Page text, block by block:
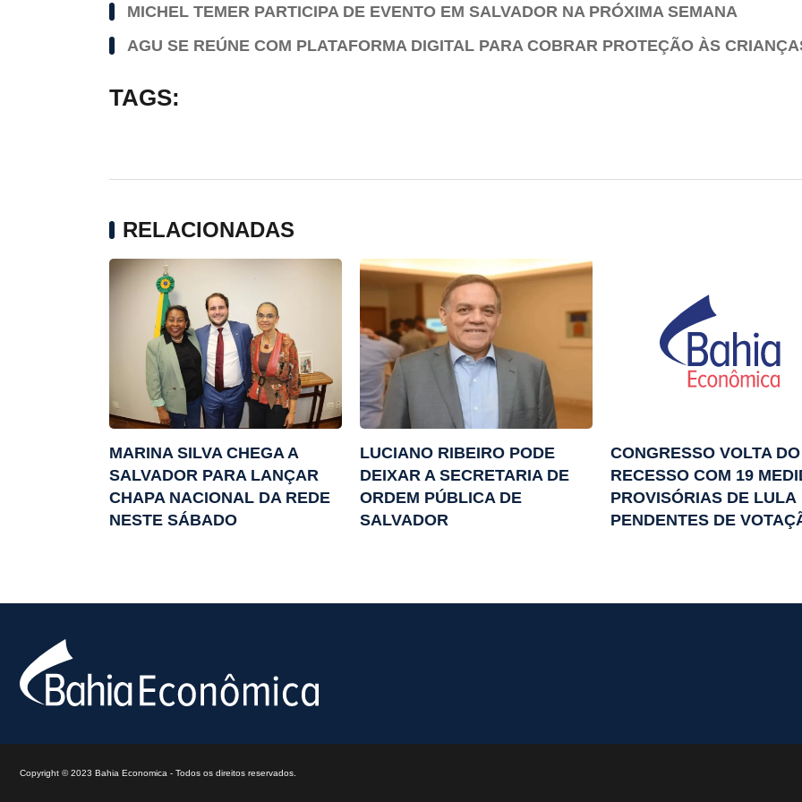
MICHEL TEMER PARTICIPA DE EVENTO EM SALVADOR NA PRÓXIMA SEMANA
AGU SE REÚNE COM PLATAFORMA DIGITAL PARA COBRAR PROTEÇÃO ÀS
TAGS:
RELACIONADAS
MARINA SILVA CHEGA A
SALVADOR PARA LANÇAR
CHAPA NACIONAL DA REDE
NESTE SÁBADO
LUCIANO RIBEIRO PODE
DEIXAR A SECRETARIA DE
ORDEM PÚBLICA DE
SALVADOR
CONGRESSO VOLTA DO
RECESSO COM 19
PROVISÓRIAS DE LULA
PENDENTES DE
Copyright © 2023 Bahia Economica - Todos os direitos reservados.